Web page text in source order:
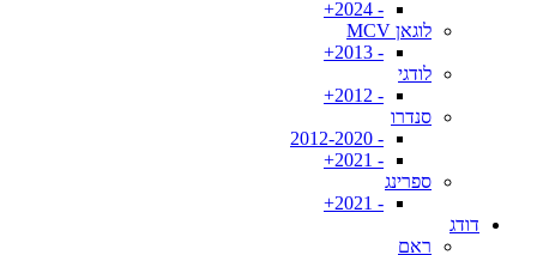
- 2024+
לוגאן MCV
- 2013+
לודגי
- 2012+
סנדרו
- 2012-2020
- 2021+
ספרינג
- 2021+
דודג
ראם